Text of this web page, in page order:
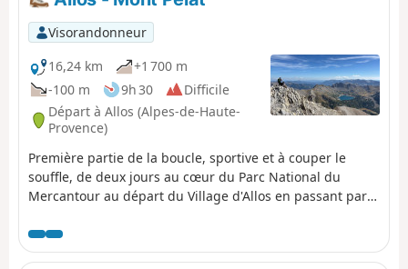
Visorandonneur
16,24 km
+1 700 m
-100 m
9h 30
Difficile
Départ à Allos (Alpes-de-Haute-
Provence)
Première partie de la boucle, sportive et à couper le
souffle, de deux jours au cœur du Parc National du
Mercantour au départ du Village d'Allos en passant par
de l'Aigle, le Cimet et ses nombreuses cascades, dont la
Cascade du Pich et les Bois de Vacheresse.